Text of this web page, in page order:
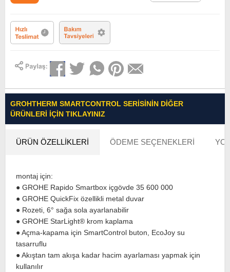
GROHTHERM SMARTCONTROL SERISININ DIĞER
ÜRÜNLERI İÇIN TIKLAYINIZ
ÜRÜN ÖZELLIKLERI ÖDEME SEÇENEKLERI
montaj için:
● GROHE Rapido Smartbox içgövde 35 600 000
● GROHE QuickFix özellikli metal duvar
● Rozeti, 6° sağa sola ayarlanabilir
● GROHE StarLight® krom kaplama
● Açma-kapama için SmartControl buton, EcoJoy su
tasarruflu
● Akıştan tam akışa kadar hacim ayarlaması yapmak için
kullanılır